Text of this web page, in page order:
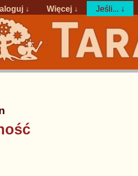
↓ Więcej ↓ Jeśli... ↓